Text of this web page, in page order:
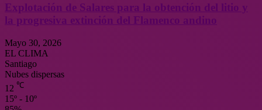
Explotación de Salares para la obtención del litio y
la progresiva extinción del Flamenco andino
Mayo 30, 2026
EL CLIMA
Santiago
Nubes dispersas
12 ℃
15º - 10º